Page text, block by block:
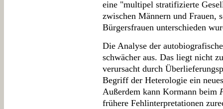
eine "multipel stratifizierte
zwischen Männern und Frauen,
Bürgersfrauen unterschieden
Die Analyse der
schwächer aus. Das liegt nicht
verursacht durch
Begriff der Heterologie ein
Außerdem kann Kormann beim
frühere Fehlinterpretationen